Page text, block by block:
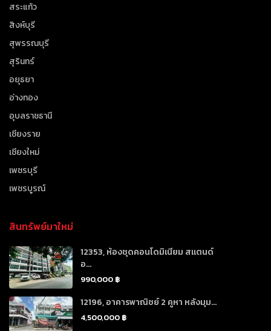
สระแก้ว
สิงห์บุรี
สุพรรณบุรี
สุรินทร์
อยุธยา
อ่างทอง
อุบลราชธานี
เชียงราย
เชียงใหม่
เพชรบุรี
เพชรบูรณ์
สินทรัพย์มาใหม่
12353, ห้องชุดคอนโดมิเนียม สแตนด์
อ...
990,000 ฿
12196, อาคารพาณิชย์ 2 คูหา หลังมุม...
4,500,000 ฿